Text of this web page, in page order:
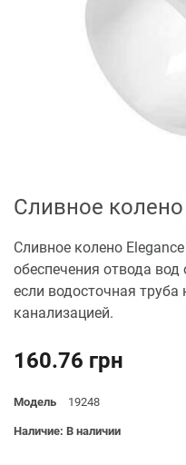
Сливное колено
Сливное колено
обеспечения отвода вод
если водосточная труба
канализацией.
160.76 грн
Модель 19248
Наличие: В наличии